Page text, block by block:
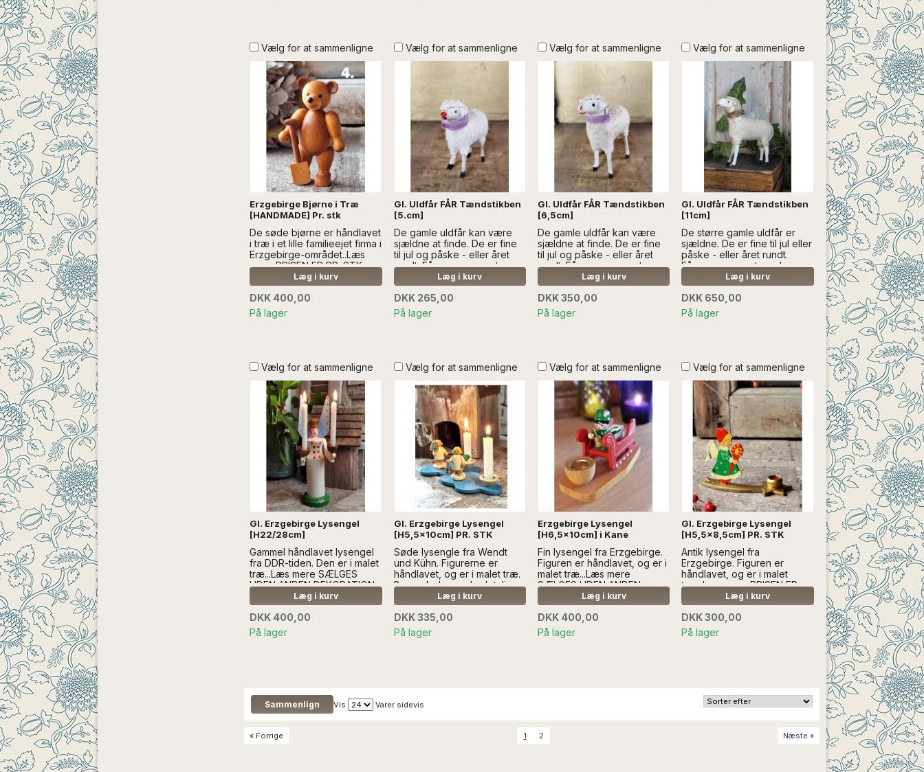
Vælg for at sammenligne
Erzgebirge Bjørne i Træ
[HANDMADE] Pr. stk
De søde bjørne er håndlavet
i træ i et lille familieejet firma i
Erzgebirge-området..Læs
mere PRISEN ER PR. STK
Læg i kurv
DKK 400,00
På lager
Vælg for at sammenligne
Gl. Uldfår FÅR Tændstikben
[5.cm]
De gamle uldfår kan være
sjældne at finde. De er fine
til jul og påske - eller året
rundt. Fårene er meget
gamle, og håndlavede....LÆS
MERE SÆLGES UDEN ANDEN
DEKORATION
Læg i kurv
DKK 265,00
På lager
Vælg for at sammenligne
Gl. Uldfår FÅR Tændstikben
[6,5cm]
De gamle uldfår kan være
sjældne at finde. De er fine
til jul og påske - eller året
rundt. Fårene er meget
gamle, og håndlavede....LÆS
MERE SÆLGES UDEN ANDEN
DEKORATION
Læg i kurv
DKK 350,00
På lager
Vælg for at sammenligne
Gl. Uldfår FÅR Tændstikben
[11cm]
De større gamle uldfår er
sjældne. De er fine til jul eller
påske - eller året rundt.
Fårene er meget gamle, og
håndlavede....LÆS MERE
SÆLGES UDEN ANDEN
DEKORATION
Læg i kurv
DKK 650,00
På lager
Vælg for at sammenligne
Gl. Erzgebirge Lysengel
[H22/28cm]
Gammel håndlavet lysengel
fra DDR-tiden. Den er i malet
træ...Læs mere SÆLGES
UDEN ANDEN DEKORATION
Læg i kurv
DKK 400,00
På lager
Vælg for at sammenligne
Gl. Erzgebirge Lysengel
[H5,5x10cm] PR. STK
Søde lysengle fra Wendt
und Kühn. Figurerne er
håndlavet, og er i malet træ.
Bemærk den søde detalje
med prikkede vinger. De
sælges pr. stk...Læs mere
SÆLGES UDEN ANDEN
DEKORATION
Læg i kurv
DKK 335,00
På lager
Vælg for at sammenligne
Erzgebirge Lysengel
[H6,5x10cm] i Kane
Fin lysengel fra Erzgebirge.
Figuren er håndlavet, og er i
malet træ...Læs mere
SÆLGES UDEN ANDEN
DEKORATIONLæg i kurv
DKK 400,00
På lager
Vælg for at sammenligne
Gl. Erzgebirge Lysengel
[H5,5x8,5cm] PR. STK
Antik lysengel fra
Erzgebirge. Figuren er
håndlavet, og er i malet
træ...Læs mere PRISEN ER
PR. STK SÆLGES UDEN
ANDEN DEKORATION
Læg i kurv
DKK 300,00
På lager
Vis Varer sidevis
« Forrige 1 2 Næste »